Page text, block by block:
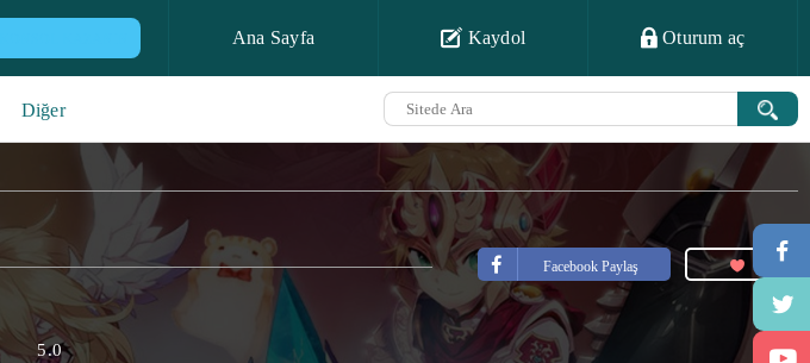
Ana Sayfa Kaydol Oturum aç
Diğer
Facebook Paylaş
5.0